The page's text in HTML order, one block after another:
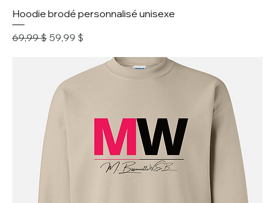
Hoodie brodé personnalisé unisexe
Prix original
69,99 $ Prix promotionnel
59,99 $